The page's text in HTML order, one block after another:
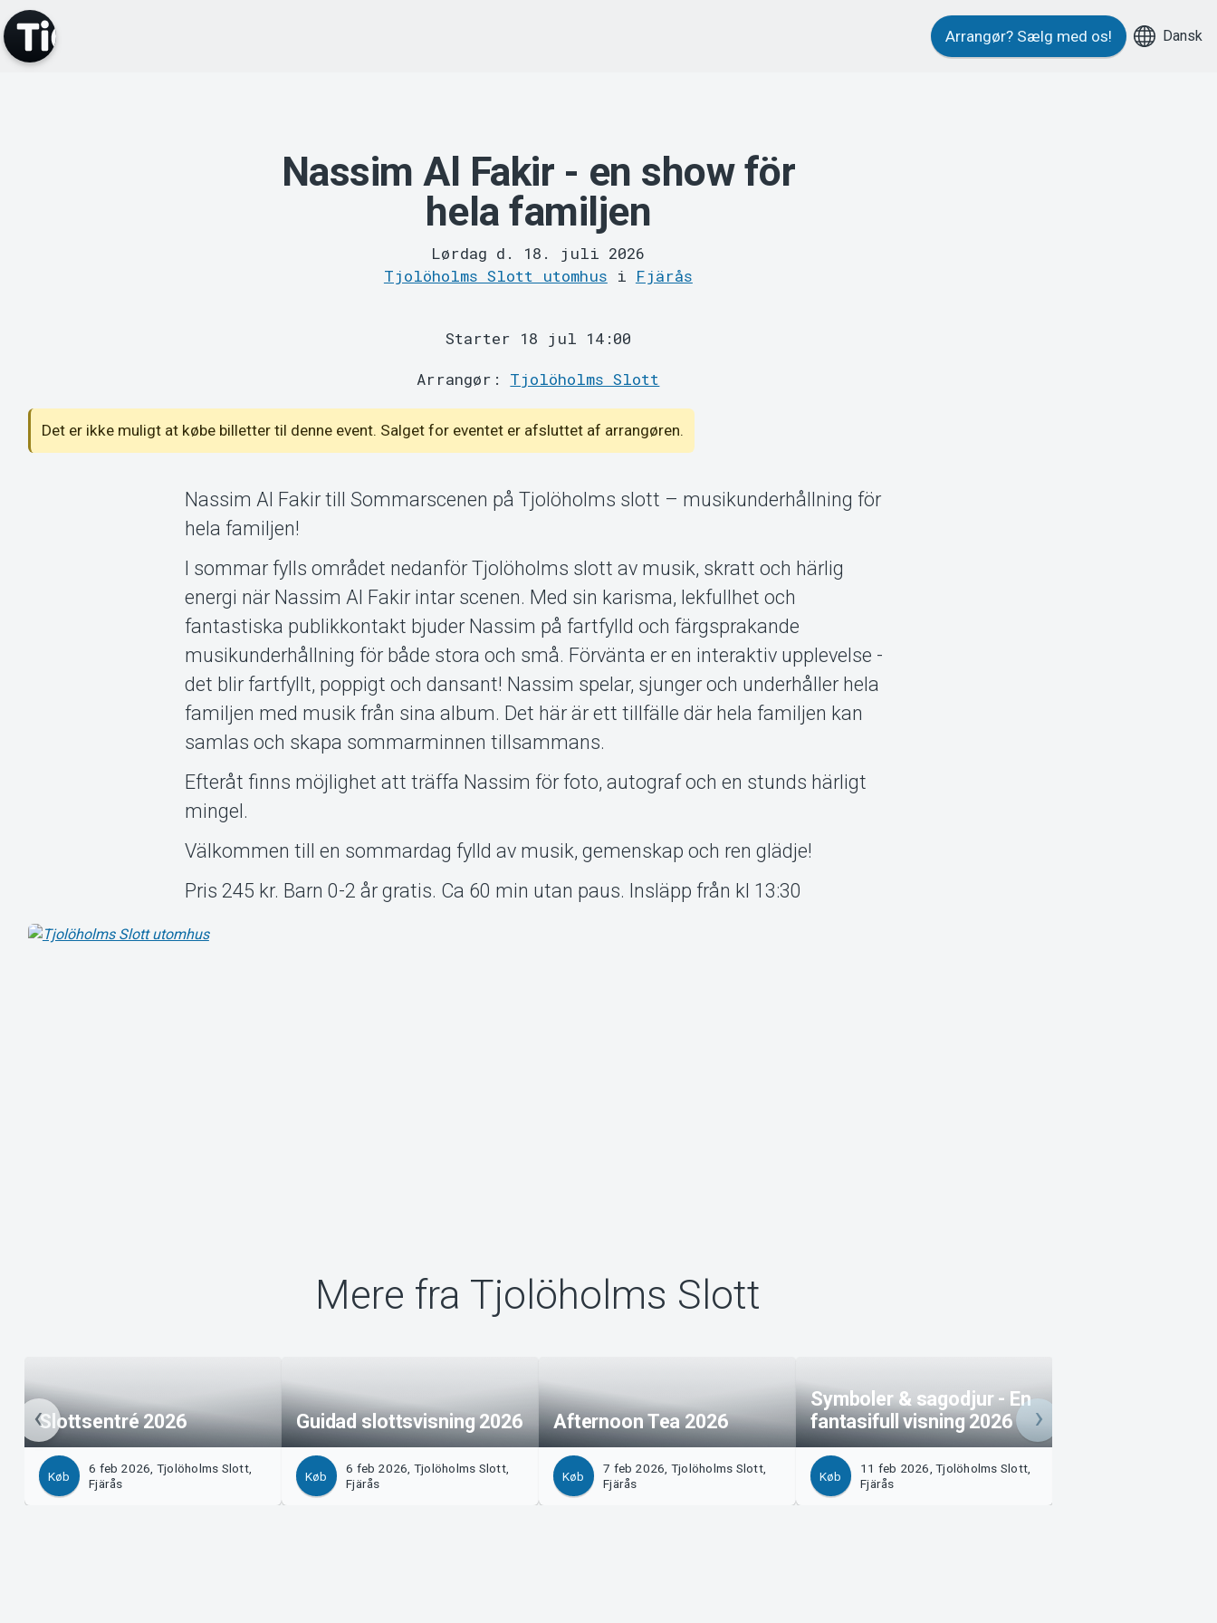
Arrangør? Sælg med os! Dansk
Nassim Al Fakir - en show för
hela familjen
Lørdag d. 18. juli 2026
Tjolöholms Slott utomhus i Fjärås
Starter 18 jul 14:00
Arrangør: Tjolöholms Slott
Det er ikke muligt at købe billetter til denne event. Salget for eventet er afsluttet af arrangøren.
Nassim Al Fakir till Sommarscenen på Tjolöholms slott – musikunderhållning för
hela familjen!
I sommar fylls området nedanför Tjolöholms slott av musik, skratt och härlig
energi när Nassim Al Fakir intar scenen. Med sin karisma, lekfullhet och
fantastiska publikkontakt bjuder Nassim på fartfylld och färgsprakande
musikunderhållning för både stora och små. Förvänta er en interaktiv upplevelse -
det blir fartfyllt, poppigt och dansant! Nassim spelar, sjunger och underhåller hela
familjen med musik från sina album. Det här är ett tillfälle där hela familjen kan
samlas och skapa sommarminnen tillsammans.
Efteråt finns möjlighet att träffa Nassim för foto, autograf och en stunds härligt
mingel.
Välkommen till en sommardag fylld av musik, gemenskap och ren glädje!
Pris 245 kr. Barn 0-2 år gratis. Ca 60 min utan paus. Insläpp från kl 13:30
Mere fra Tjolöholms Slott
Slottsentré 2026
Køb
6 feb 2026, Tjolöholms Slott,
Fjärås
Guidad slottsvisning 2026
Køb
6 feb 2026, Tjolöholms Slott,
Fjärås
Afternoon Tea 2026
Køb
7 feb 2026, Tjolöholms Slott,
Fjärås
Symboler & sagodjur - En
fantasifull visning 2026
Køb
11 feb 2026, Tjolöholms Slott,
Fjärås